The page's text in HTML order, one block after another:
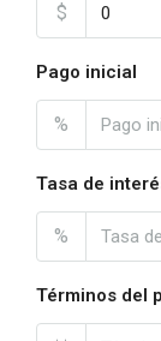
$
Pago inicial
%
Tasa de
%
Términos del